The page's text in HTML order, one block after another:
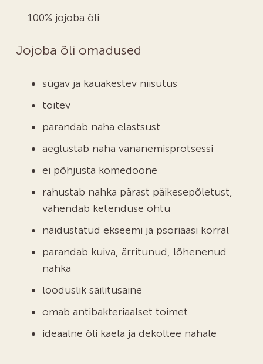
100% jojoba õli
Jojoba õli omadused
sügav ja kauakestev niisutus
toitev
parandab naha elastsust
aeglustab naha vananemisprotsessi
ei põhjusta komedoone
rahustab nahka pärast päikesepõletust,
vähendab ketenduse ohtu
näidustatud ekseemi ja psoriaasi korral
parandab kuiva, ärritunud, lõhenenud
nahka
looduslik säilitusaine
omab antibakteriaalset toimet
ideaalne õli kaela ja dekoltee nahale